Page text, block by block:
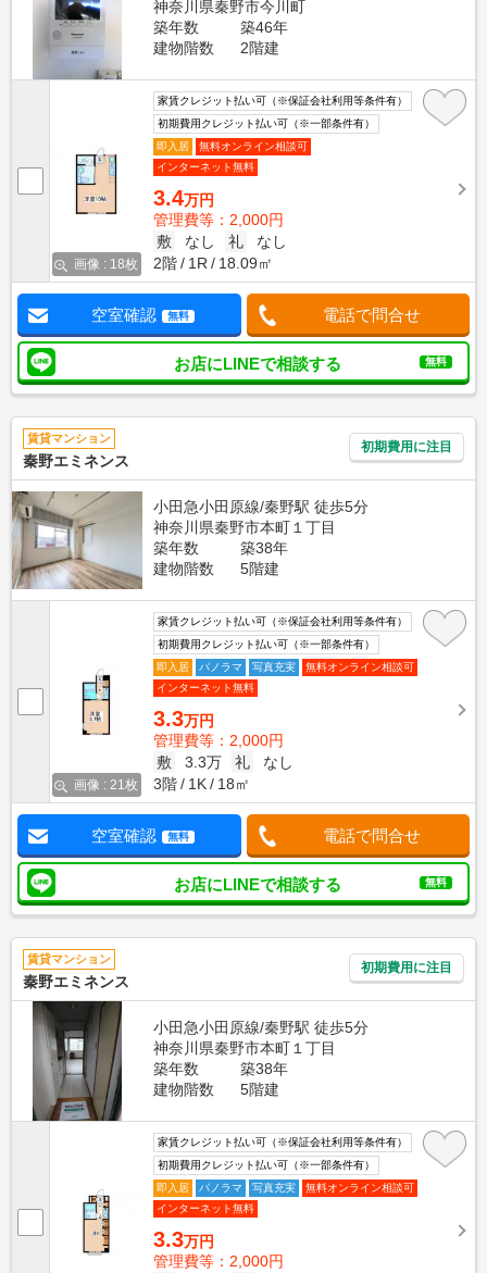
神奈川県秦野市今川町
築年数
築46年
建物階数
2階建
画像 : 18枚
家賃クレジット払い可（※保証会社利用等条件有）
初期費用クレジット払い可（※一部条件有）
即入居
無料オンライン相談可
インターネット無料
3.4万円
管理費等：2,000円
敷
なし 礼
なし
2階
1R 18.09㎡
空室確認 無料 電話で問合せ
お店にLINEで相談する 無料
賃貸マンション
秦野エミネンス
初期費用に注目
小田急小田原線/秦野駅 徒歩5分
神奈川県秦野市本町１丁目
築年数
築38年
建物階数
5階建
画像 : 21枚
家賃クレジット払い可（※保証会社利用等条件有）
初期費用クレジット払い可（※一部条件有）
即入居
パノラマ 写真充実
無料オンライン相談可
インターネット無料
3.3万円
管理費等：2,000円
敷
3.3万 礼
なし
3階
1K 18㎡
空室確認 無料 電話で問合せ
お店にLINEで相談する 無料
賃貸マンション
秦野エミネンス
初期費用に注目
小田急小田原線/秦野駅 徒歩5分
神奈川県秦野市本町１丁目
築年数
築38年
建物階数
5階建
家賃クレジット払い可（※保証会社利用等条件有）
初期費用クレジット払い可（※一部条件有）
即入居
パノラマ 写真充実
無料オンライン相談可
インターネット無料
3.3万円
管理費等：2,000円